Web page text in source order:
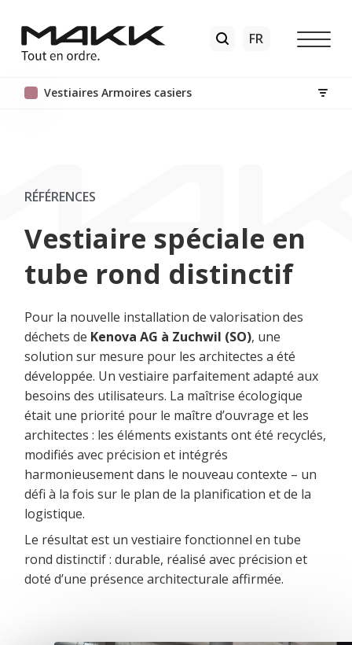
Vestiaires Armoires casiers
RÉFÉRENCES
Vestiaire spéciale en
tube rond distinctif
Pour la nouvelle installation de valorisation des
déchets de Kenova AG à Zuchwil (SO), une
solution sur mesure pour les architectes a été
développée. Un vestiaire parfaitement adapté aux
besoins des utilisateurs. La maîtrise écologique
était une priorité pour le maître d’ouvrage et les
architectes : les éléments existants ont été recyclés,
modifiés avec précision et intégrés
harmonieusement dans le nouveau contexte – un
défi à la fois sur le plan de la planification et de la
logistique.
Le résultat est un vestiaire fonctionnel en tube
rond distinctif : durable, réalisé avec précision et
doté d’une présence architecturale affirmée.